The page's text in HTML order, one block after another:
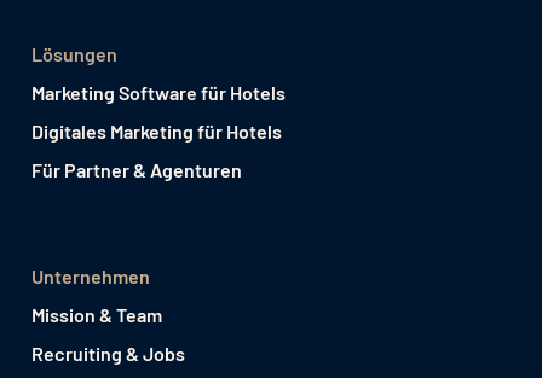
Lösungen
Marketing Software für Hotels
Digitales Marketing für Hotels
Für Partner & Agenturen
Unternehmen
Mission & Team
Recruiting & Jobs